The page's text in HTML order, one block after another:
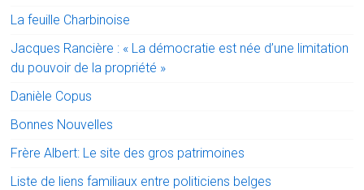
La feuille Charbinoise
Jacques Rancière : « La démocratie est née d’une limitation
du pouvoir de la propriété »
Danièle Copus
Bonnes Nouvelles
Frère Albert: Le site des gros patrimoines
Liste de liens familiaux entre politiciens belges